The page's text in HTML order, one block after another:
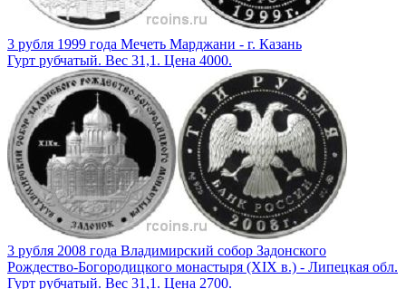
3 рубля 1999 года Мечеть Марджани - г. Казань
Гурт рубчатый. Вес 31,1. Цена 4000.
3 рубля 2008 года Владимирский собор Задонского
Рождество-Богородицкого монастыря (XIX в.) - Липецкая обл.
Гурт рубчатый. Вес 31,1. Цена 2700.